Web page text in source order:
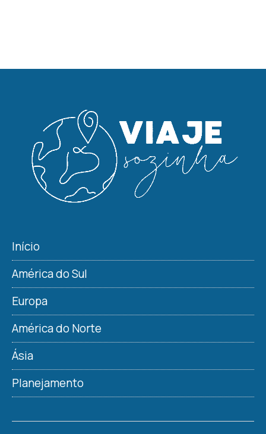
Início
América do Sul
Europa
América do Norte
Ásia
Planejamento